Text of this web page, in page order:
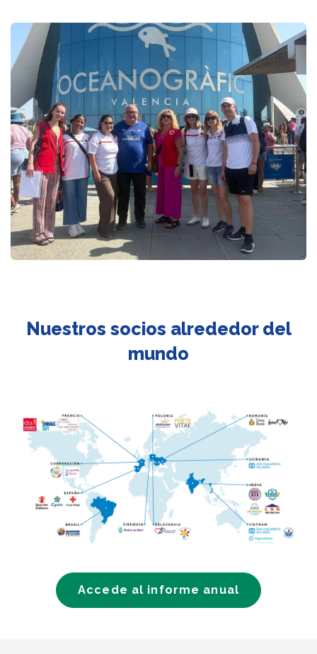
Nuestros socios alrededor del
mundo
Accede al informe anual